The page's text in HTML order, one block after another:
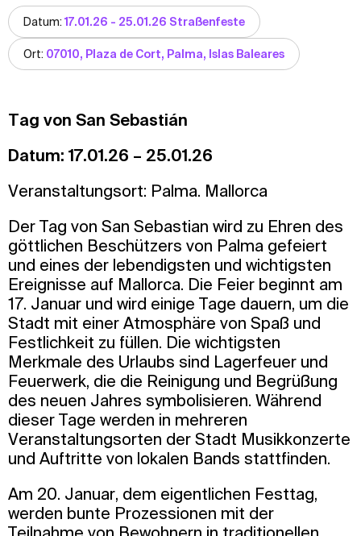
Datum:17.01.26 - 25.01.26 Straßenfeste
Ort: 07010, Plaza de Cort, Palma, Islas Baleares
Tag von San Sebastián
Datum: 17.01.26 – 25.01.26
Veranstaltungsort: Palma. Mallorca
Der Tag von San Sebastian wird zu Ehren des
göttlichen Beschützers von Palma gefeiert
und eines der lebendigsten und wichtigsten
Ereignisse auf Mallorca. Die Feier beginnt am
17. Januar und wird einige Tage dauern, um die
Stadt mit einer Atmosphäre von Spaß und
Festlichkeit zu füllen. Die wichtigsten
Merkmale des Urlaubs sind Lagerfeuer und
Feuerwerk, die die Reinigung und Begrüßung
des neuen Jahres symbolisieren. Während
dieser Tage werden in mehreren
Veranstaltungsorten der Stadt Musikkonzerte
und Auftritte von lokalen Bands stattfinden.
Am 20. Januar, dem eigentlichen Festtag,
werden bunte Prozessionen mit der